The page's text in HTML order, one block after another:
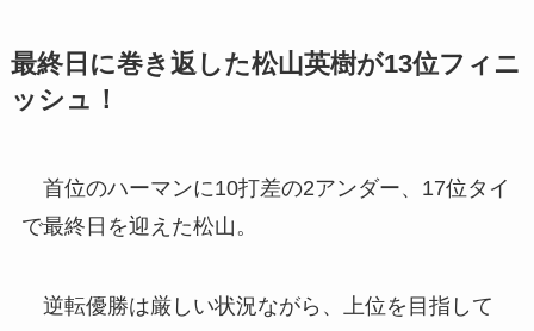
最終日に巻き返した松山英樹が13位フィニ
ッシュ！
首位のハーマンに10打差の2アンダー、17位タイ
で最終日を迎えた松山。
逆転優勝は厳しい状況ながら、上位を目指して